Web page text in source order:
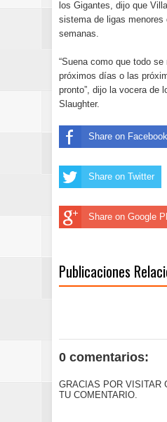
los Gigantes, dijo que
sistema de ligas menores
semanas.
“Suena como que todo
próximos días o las
pronto”, dijo la vocera de
Slaughter.
Share on Facebook
Share on Twitter
Share on Google
Publicaciones
0 comentarios:
GRACIAS POR VISITAR
TU COMENTARIO.